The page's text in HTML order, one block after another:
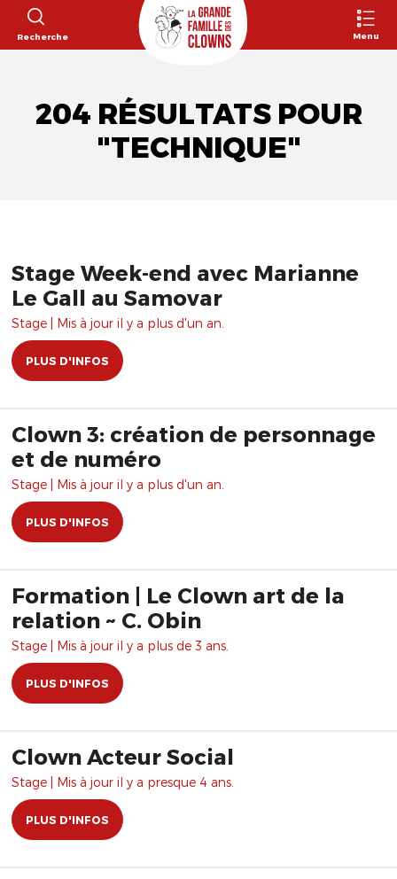
Recherche Menu
204 RÉSULTATS POUR
"TECHNIQUE"
Stage Week-end avec Marianne
Le Gall au Samovar
Stage | Mis à jour il y a plus d'un an.
PLUS D'INFOS
Clown 3: création de personnage
et de numéro
Stage | Mis à jour il y a plus d'un an.
PLUS D'INFOS
Formation | Le Clown art de la
relation ~ C. Obin
Stage | Mis à jour il y a plus de 3 ans.
PLUS D'INFOS
Clown Acteur Social
Stage | Mis à jour il y a presque 4 ans.
PLUS D'INFOS